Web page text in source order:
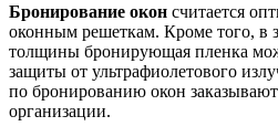
Бронирование окон считается
оконным решеткам. Кроме того, в
толщины бронирующая пленка
защиты от ультрафиолетового
по бронированию окон
организации.